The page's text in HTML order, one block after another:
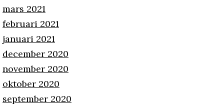
mars 2021
februari 2021
januari 2021
december 2020
november 2020
oktober 2020
september 2020